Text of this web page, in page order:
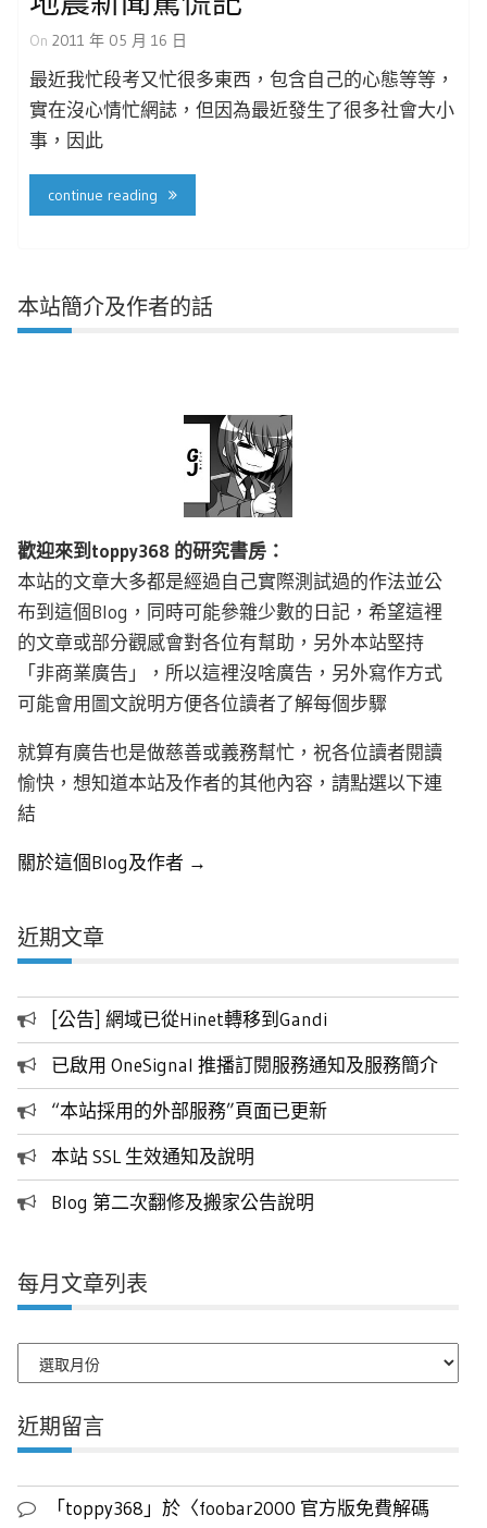
On 2011 年 05 月 16 日
最近我忙段考又忙很多東西，包含自己的心態等等，
實在沒心情忙網誌，但因為最近發生了很多社會大小
事，因此
continue reading
本站簡介及作者的話
歡迎來到toppy368 的研究書房：
本站的文章大多都是經過自己實際測試過的作法並公
布到這個Blog，同時可能參雜少數的日記，希望這裡
的文章或部分觀感會對各位有幫助，另外本站堅持
「非商業廣告」，所以這裡沒啥廣告，另外寫作方式
可能會用圖文說明方便各位讀者了解每個步驟
就算有廣告也是做慈善或義務幫忙，祝各位讀者閱讀
愉快，想知道本站及作者的其他內容，請點選以下連
結
關於這個Blog及作者 →
近期文章
[公告] 網域已從Hinet轉移到Gandi
已啟用 OneSignal 推播訂閱服務通知及服務簡介
“本站採用的外部服務”頁面已更新
本站 SSL 生效通知及說明
Blog 第二次翻修及搬家公告說明
每月文章列表
月
章
列
近期留言
「toppy368 」於〈foobar2000 官方版免費解碼